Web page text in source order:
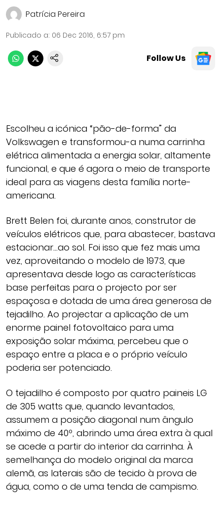
Patrícia Pereira
Publicado a: 06 Dec 2016, 6:57 pm
Follow Us
Escolheu a icónica “pão-de-forma” da
Volkswagen e transformou-a numa carrinha
elétrica alimentada a energia solar, altamente
funcional, e que é agora o meio de transporte
ideal para as viagens desta família norte-
americana.
Brett Belen foi, durante anos, construtor de
veículos elétricos que, para abastecer, bastava
estacionar…ao sol. Foi isso que fez mais uma
vez, aproveitando o modelo de 1973, que
apresentava desde logo as características
base perfeitas para o projecto por ser
espaçosa e dotada de uma área generosa de
tejadilho. Ao projectar a aplicação de um
enorme painel fotovoltaico para uma
exposição solar máxima, percebeu que o
espaço entre a placa e o próprio veículo
poderia ser potenciado.
O tejadilho é composto por quatro paineis LG
de 305 watts que, quando levantados,
assumem a posição diagonal num ângulo
máximo de 40º, abrindo uma área extra à qual
se acede a partir do interior da carrinha. À
semelhança do modelo original da marca
alemã, as laterais são de tecido à prova de
água, como o de uma tenda de campismo.